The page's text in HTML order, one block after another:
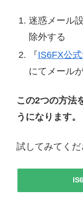
迷惑メール
除外する
『IS6FX公
にてメール
この2つの方法
うになります。
試してみてくだ